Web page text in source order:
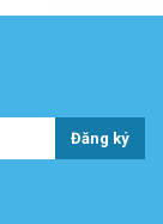
Đăng ký